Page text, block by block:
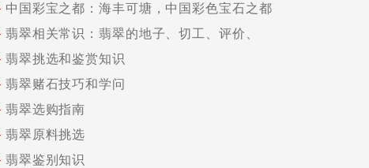
中国彩宝之都：海丰可塘，中国彩色宝石之都
翡翠相关常识：翡翠的地子、切工、评价、
翡翠挑选和鉴赏知识
翡翠赌石技巧和学问
翡翠选购指南
翡翠原料挑选
翡翠鉴别知识